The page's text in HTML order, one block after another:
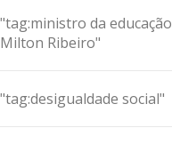
"tag:ministro da educação
Milton Ribeiro"
"tag:desigualdade social"